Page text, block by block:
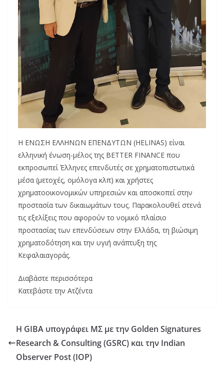
Η ΕΝΩΣΗ ΕΛΛΗΝΩΝ ΕΠΕΝΔΥΤΩΝ (HELINAS) είναι
ελληνική ένωση-μέλος της BETTER FINANCE που
εκπροσωπεί Έλληνες επενδυτές σε χρηματοπιστωτικά
μέσα (μετοχές, ομόλογα κλπ) και χρήστες
χρηματοοικονομικών υπηρεσιών και αποσκοπεί στην
προστασία των δικαιωμάτων τους. Παρακολουθεί στενά
τις εξελίξεις που αφορούν το νομικό πλαίσιο
προστασίας των επενδύσεων στην Ελλάδα, τη βιώσιμη
χρηματοδότηση και την υγιή ανάπτυξη της
Κεφαλαιαγοράς.
Διαβάστε περισσότερα
Κατεβάστε την Ατζέντα
Η GIBA υπογράφει ΜΣ με την Golden Signatures
Research & Consulting (GSRC) και την Indian
Observer Post (IOP)